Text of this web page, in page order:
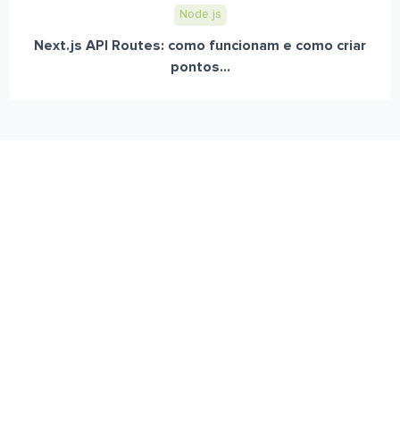
Node.js
Next.js API Routes: como funcionam e como criar
pontos...